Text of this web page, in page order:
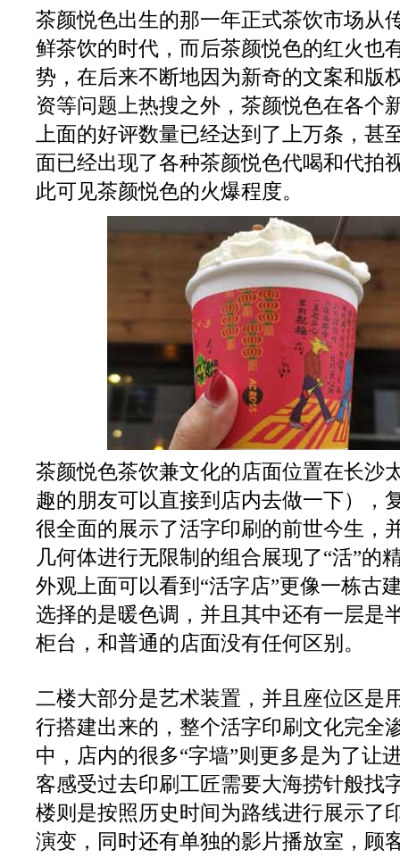
茶颜悦色出生的那一年正式茶饮市场从
鲜茶饮的时代，而后茶颜悦色的红火也
势，在后来不断地因为新奇的文案和版
资等问题上热搜之外，茶颜悦色在各个
上面的好评数量已经达到了上万条，甚
面已经出现了各种茶颜悦色代喝和代拍
此可见茶颜悦色的火爆程度。
茶颜悦色茶饮兼文化的店面位置在长沙
趣的朋友可以直接到店内去做一下），
很全面的展示了活字印刷的前世今生，
几何体进行无限制的组合展现了“活”的
外观上面可以看到“活字店”更像一栋古
选择的是暖色调，并且其中还有一层是
柜台，和普通的店面没有任何区别。
二楼大部分是艺术装置，并且座位区是
行搭建出来的，整个活字印刷文化完全
中，店内的很多“字墙”则更多是为了让
客感受过去印刷工匠需要大海捞针般找
楼则是按照历史时间为路线进行展示了
演变，同时还有单独的影片播放室，顾